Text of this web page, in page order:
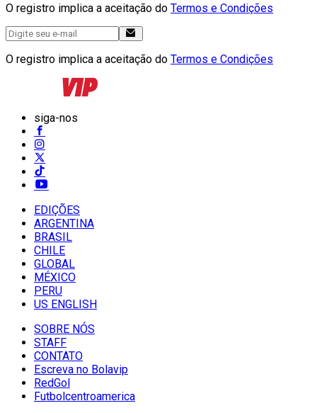
O registro implica a aceitação do Termos e Condições
O registro implica a aceitação do Termos e Condições
siga-nos
EDIÇÕES
ARGENTINA
BRASIL
CHILE
GLOBAL
MÉXICO
PERU
US ENGLISH
SOBRE NÓS
STAFF
CONTATO
Escreva no Bolavip
RedGol
Futbolcentroamerica